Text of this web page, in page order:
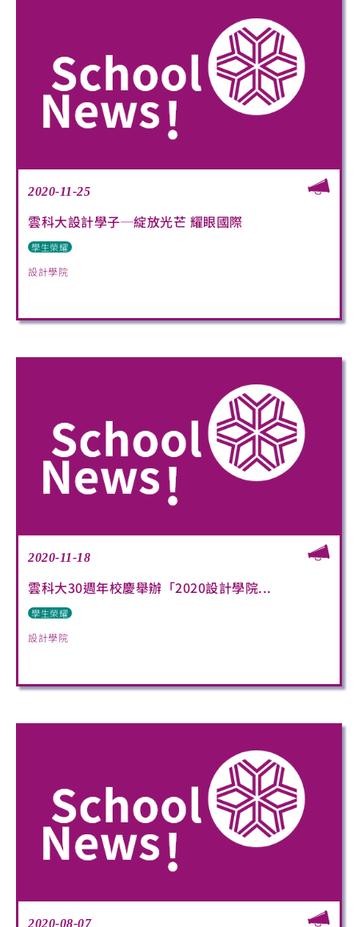
2020-11-25
雲科大設計學子─綻放光芒 耀眼國際
學生榮耀
設計學院
2020-11-18
雲科大30週年校慶舉辦「2020設計學院...
學生榮耀
設計學院
2020-08-07